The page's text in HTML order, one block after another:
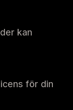
kan
för din